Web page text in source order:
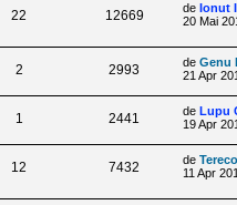
22 12669 de Ionut
20 Mai
2 2993 de Genu
21 Apr
1 2441 de Lupu
19 Apr
12 7432 de
11 Apr